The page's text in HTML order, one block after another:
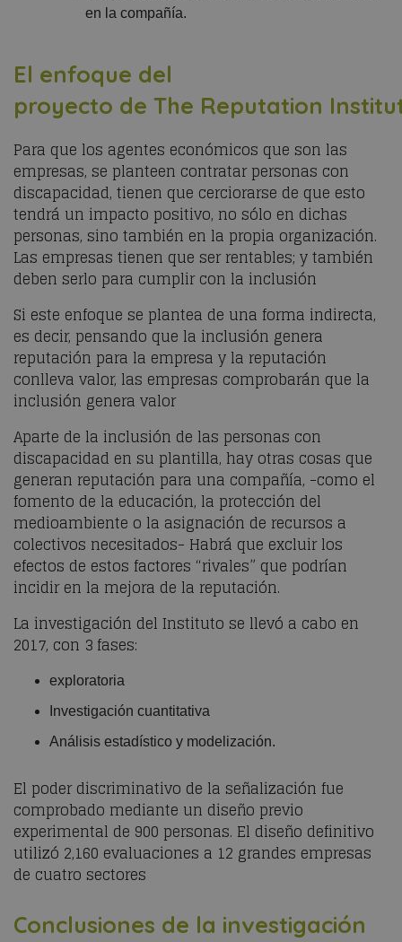
en la compañía.
El enfoque del
proyecto de The Reputation
Para que los agentes económicos que son las
empresas, se planteen contratar personas con
discapacidad, tienen que cerciorarse de que esto
tendrá un impacto positivo, no sólo en dichas
personas, sino también en la propia organización.
Las empresas tienen que ser rentables; y también
deben serlo para cumplir con la inclusión
Si este enfoque se plantea de una forma indirecta,
es decir, pensando que la inclusión genera
reputación para la empresa y la reputación
conlleva valor, las empresas comprobarán que la
inclusión genera valor
Aparte de la inclusión de las personas con
discapacidad en su plantilla, hay otras cosas que
generan reputación para una compañía, -como el
fomento de la educación, la protección del
medioambiente o la asignación de recursos a
colectivos necesitados- Habrá que excluir los
efectos de estos factores “rivales” que podrían
incidir en la mejora de la reputación.
La investigación del Instituto se llevó a cabo en
2017, con 3 fases:
exploratoria
Investigación cuantitativa
Análisis estadístico y modelización.
El poder discriminativo de la señalización fue
comprobado mediante un diseño previo
experimental de 900 personas. El diseño definitivo
utilizó 2,160 evaluaciones a 12 grandes empresas
de cuatro sectores
Conclusiones de la investigación